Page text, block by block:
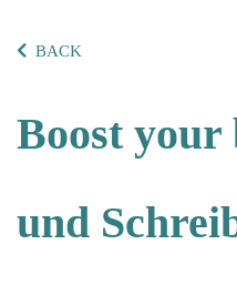
BACK
Boost your
und